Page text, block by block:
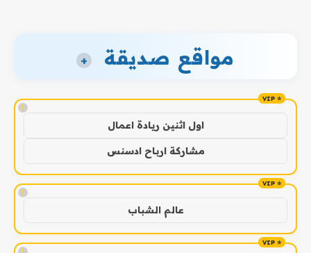
مواقع صديقة +
!
اول اثنين ريادة اعمال
مشاركة ارباح ادسنس
!
عالم الشباب